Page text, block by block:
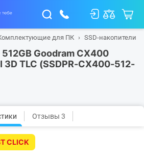
для ПК SSD-накопители
Goodram CX400
3D TLC (SSDPR-CX400-512-
Отзывы 3
CLICK